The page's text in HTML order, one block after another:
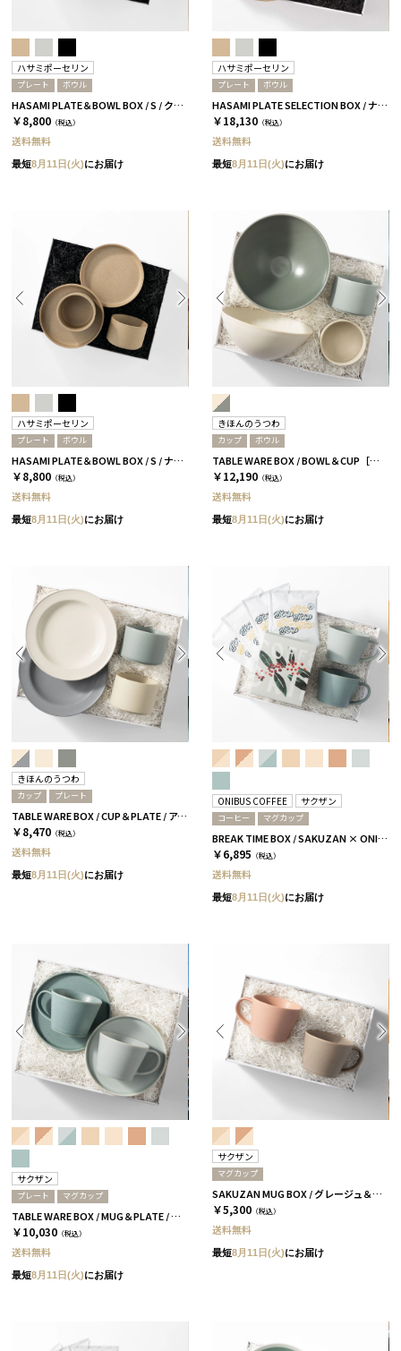
ハサミポーセリン
プレート ボウル
HASAMI PLATE＆BOWL BOX / S / クリア［ハサミポーセリン］
￥8,800 （税込）
送料無料
最短8月11日(火)にお届け
ハサミポーセリン
プレート ボウル
HASAMI PLATE SELECTION BOX / ナチュラル［ハサミポーセリン］
￥18,130 （税込）
送料無料
最短8月11日(火)にお届け
ハサミポーセリン
プレート ボウル
HASAMI PLATE＆BOWL BOX / S / ナチュラル［ハサミポーセリン］
￥8,800 （税込）
送料無料
最短8月11日(火)にお届け
きほんのうつわ
カップ ボウル
TABLE WARE BOX / BOWL＆CUP［きほんのうつわ］
￥12,190 （税込）
送料無料
最短8月11日(火)にお届け
きほんのうつわ
カップ プレート
TABLE WARE BOX / CUP＆PLATE / アイボリー＆グレー［きほんのうつわ］
￥8,470 （税込）
送料無料
最短8月11日(火)にお届け
ONIBUS COFFEE サクザン
コーヒー マグカップ
BREAK TIME BOX / SAKUZAN × ONIBUS COFFEE スカイブルー＆アクアブルー
￥6,895 （税込）
送料無料
最短8月11日(火)にお届け
サクザン
プレート マグカップ
TABLE WARE BOX / MUG＆PLATE / スカイブルー＆アクアブルー［サクザン×HYACCA］
￥10,030 （税込）
送料無料
最短8月11日(火)にお届け
サクザン
マグカップ
SAKUZAN MUG BOX / グレージュ＆コーラルベージュ［サクザン×HYACCA］
￥5,300 （税込）
送料無料
最短8月11日(火)にお届け